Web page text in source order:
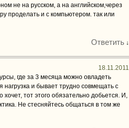
не на русском, а на английском,через
проделать и с компьютером. так или
Ответить ↓
18.11.2011
где за 3 месяца можно овладеть
и бывает трудно совмещать с
тот этого обязательно добьется. И,
Не стесняйтесь общаться в том же